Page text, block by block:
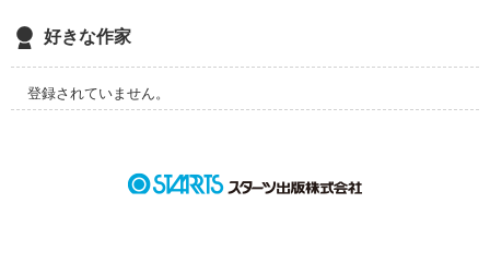
なぜですか
なぜこんな姿なのですか
好きな作家
登録されていません。